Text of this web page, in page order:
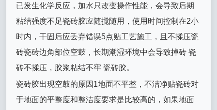
已发生化学反应，加水只改变操作性能，会导致后期
粘结强度不足瓷砖胶应随搅随用，使用时间控制在2小
时内，干固后应丢弃错误5点贴工艺施工，且不揉压瓷
砖瓷砖边角部位空鼓，长期潮湿环境中会导致掉砖 瓷
砖不揉压，胶浆粘结不牢 瓷砖胶。
瓷砖胶出现空鼓的原因1地面不平整，不洁净贴瓷砖对
于地面的平整度和整洁度要求是比较高的，如果地面